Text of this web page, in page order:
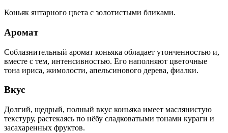
Коньяк янтарного цвета с золотистыми бликами.
Аромат
Соблазнительный аромат коньяка обладает утонченностью и,
вместе с тем, интенсивностью. Его наполняют цветочные
тона ириса, жимолости, апельсинового дерева, фиалки.
Вкус
Долгий, щедрый, полный вкус коньяка имеет маслянистую
текстуру, растекаясь по нёбу сладковатыми тонами кураги и
засахаренных фруктов.